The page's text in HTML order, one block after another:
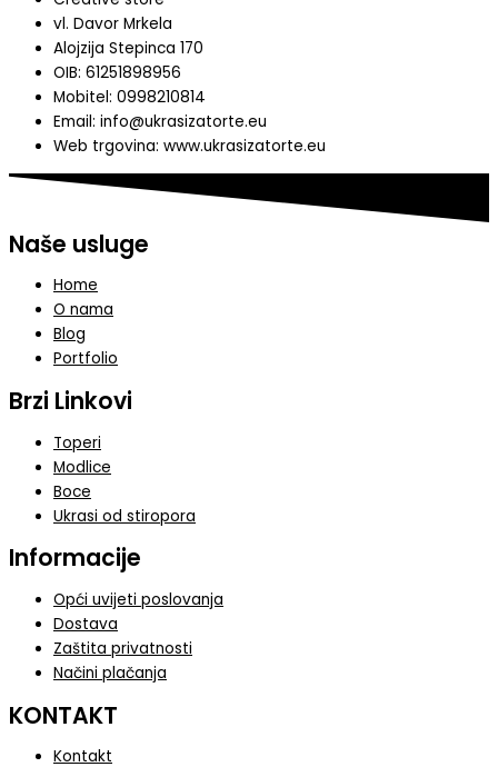
vl. Davor Mrkela
Alojzija Stepinca 170
OIB: 61251898956
Mobitel: 0998210814
Email: info@ukrasizatorte.eu
Web trgovina: www.ukrasizatorte.eu
Naše usluge
Home
O nama
Blog
Portfolio
Brzi Linkovi
Toperi
Modlice
Boce
Ukrasi od stiropora
Informacije
Opći uvijeti poslovanja
Dostava
Zaštita privatnosti
Načini plačanja
KONTAKT
Kontakt